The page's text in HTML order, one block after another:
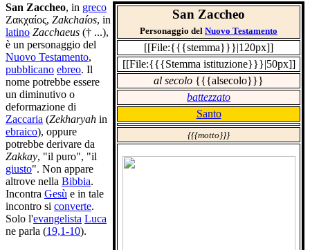
San Zaccheo
Personaggio del Nuovo Testamento
[[File:{{{stemma}}}|120px]]
[[File:{{{Stemma istituzione}}}|50px]]
al secolo {{{alsecolo}}}
battezzato
Santo
{{{motto}}}
San Zaccheo, in greco
Ζακχαίος, Zakchaíos, in
latino Zacchaeus († ...),
è un personaggio del
Nuovo Testamento,
pubblicano ebreo. Il
nome potrebbe essere
un diminutivo o
deformazione di
Zaccaria (Zekharyah in
ebraico), oppure
potrebbe derivare da
Zakkay, "il puro", "il
giusto". Non appare
altrove nella Bibbia.
Incontra Gesù e in tale
incontro si converte.
Solo l'evangelista Luca
ne parla (19,1-10).